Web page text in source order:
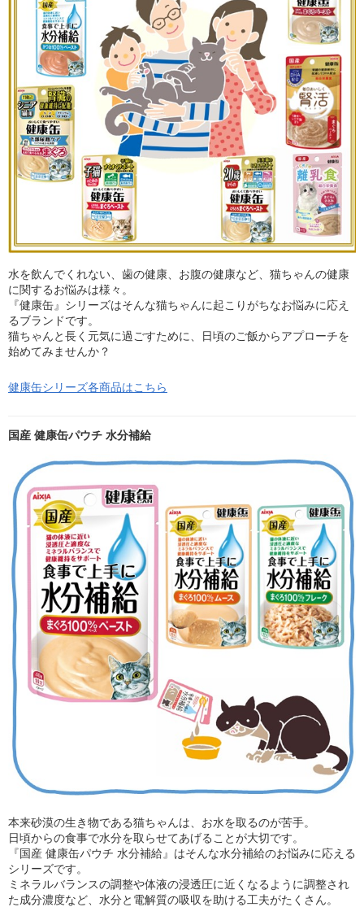
水を飲んでくれない、歯の健康、お腹の健康など、猫ちゃんの健康
に関するお悩みは様々。
『健康缶』シリーズはそんな猫ちゃんに起こりがちなお悩みに応え
るブランドです。
猫ちゃんと長く元気に過ごすために、日頃のご飯からアプローチを
始めてみませんか？
健康缶シリーズ各商品はこちら
国産 健康缶パウチ 水分補給
本来砂漠の生き物である猫ちゃんは、お水を取るのが苦手。
日頃からの食事で水分を取らせてあげることが大切です。
『国産 健康缶パウチ 水分補給』はそんな水分補給のお悩みに応える
シリーズです。
ミネラルバランスの調整や体液の浸透圧に近くなるように調整され
た成分濃度など、水分と電解質の吸収を助ける工夫がたくさん。